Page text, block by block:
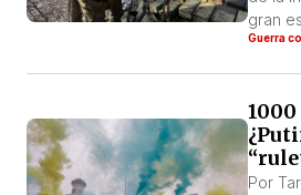
gran
Guerra
1000
Por